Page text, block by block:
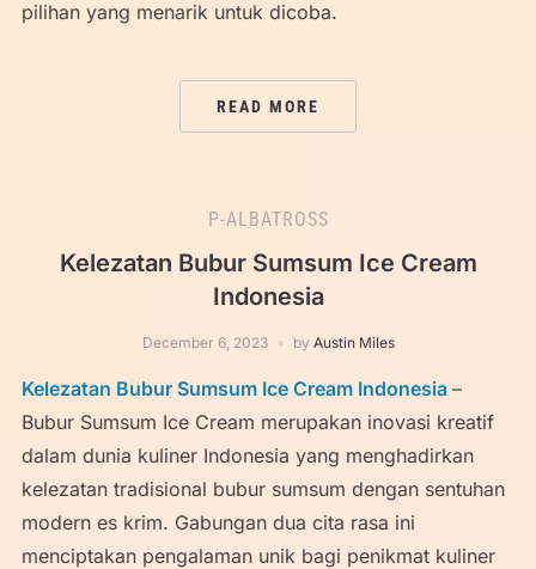
pilihan yang menarik untuk dicoba.
READ MORE
P-ALBATROSS
Kelezatan Bubur Sumsum Ice Cream
Indonesia
December 6, 2023 by Austin Miles
Kelezatan Bubur Sumsum Ice Cream Indonesia –
Bubur Sumsum Ice Cream merupakan inovasi kreatif
dalam dunia kuliner Indonesia yang menghadirkan
kelezatan tradisional bubur sumsum dengan sentuhan
modern es krim. Gabungan dua cita rasa ini
menciptakan pengalaman unik bagi penikmat kuliner